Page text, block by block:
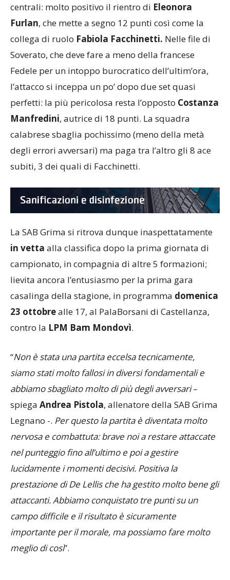
centrali: molto positivo il rientro di Eleonora
Furlan, che mette a segno 12 punti così come la
collega di ruolo Fabiola Facchinetti. Nelle file di
Soverato, che deve fare a meno della francese
Fedele per un intoppo burocratico dell’ultim’ora,
l’attacco si inceppa un po’ dopo due set quasi
perfetti: la più pericolosa resta l’opposto Costanza
Manfredini, autrice di 18 punti. La squadra
calabrese sbaglia pochissimo (meno della metà
degli errori avversari) ma paga tra l’altro gli 8 ace
subiti, 3 dei quali di Facchinetti.
La SAB Grima si ritrova dunque inaspettatamente
in vetta alla classifica dopo la prima giornata di
campionato, in compagnia di altre 5 formazioni;
lievita ancora l’entusiasmo per la prima gara
casalinga della stagione, in programma domenica
23 ottobrealle 17, al PalaBorsani di Castellanza,
contro la LPM Bam Mondovì.
“Non è stata una partita eccelsa tecnicamente,
siamo stati molto fallosi in diversi fondamentali e
abbiamo sbagliato molto di più degli avversari–
spiega Andrea Pistola, allenatore della SAB Grima
Legnano -. Per questo la partita è diventata molto
nervosa e combattuta: brave noi a restare attaccate
nel punteggio fino all’ultimo e poi a gestire
lucidamente i momenti decisivi. Positiva la
prestazione di De Lellis che ha gestito molto bene gli
attaccanti. Abbiamo conquistato tre punti su un
campo difficile e il risultato è sicuramente
importante per il morale, ma possiamo fare molto
meglio di così”.